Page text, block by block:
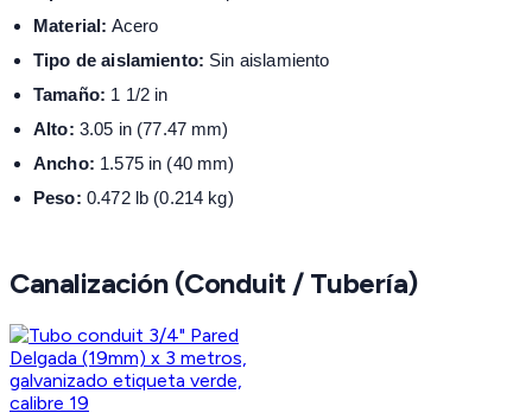
Material: Acero
Tipo de aislamiento: Sin aislamiento
Tamaño: 1 1/2 in
Alto: 3.05 in (77.47 mm)
Ancho: 1.575 in (40 mm)
Peso: 0.472 lb (0.214 kg)
Canalización (Conduit / Tubería)